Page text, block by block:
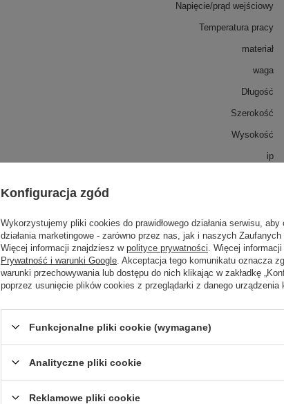
Napięcie/prąd wejściowy
Temperatura pracy
materiał
waga
Długość
Szerokość
Wysokość
ip
kWh/1000h
Potrzebujesz pomocy?
Konfiguracja zgód
Wykorzystujemy pliki cookies do prawidłowego działania serwisu,
działania marketingowe - zarówno przez nas, jak i naszych
Więcej informacji znajdziesz w polityce prywatności . Więcej
Prywatność i warunki Google . Akceptacja tego komunikatu oznacza
warunki przechowywania lub dostępu do nich klikając w zakładkę
poprzez usunięcie plików cookies z przeglądarki z danego urządzenia
Funkcjonalne pliki cookie (wymagane)
Analityczne pliki cookie
Reklamowe pliki cookie